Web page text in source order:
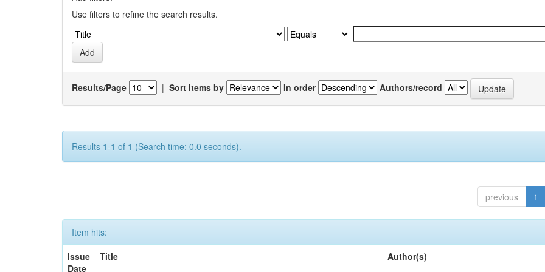
Use filters to refine the search results.
Results/Page | Sort items by In order Authors/record
Results 1-1 of 1 (Search time: 0.0 seconds).
previous 1
Item hits:
Issue
Date
Title Author(s)